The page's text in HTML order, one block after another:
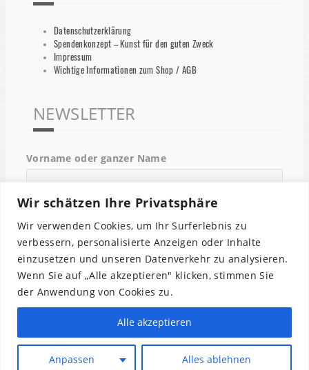
Wir schätzen Ihre Privatsphäre
Wir verwenden Cookies, um Ihr Surferlebnis zu
verbessern, personalisierte Anzeigen oder Inhalte
einzusetzen und unseren Datenverkehr zu analysieren.
Wenn Sie auf „Alle akzeptieren" klicken, stimmen Sie
der Anwendung von Cookies zu.
Anpassen Alles ablehnen
Alle akzeptieren
Datenschutzerklärung
Spendenkonzept – Kunst für den guten Zweck
Impressum
Wichtige Informationen zum Shop / AGB
NEWSLETTER
Vorname oder ganzer Name
Email
Indem Du fortfährst, akzeptierst Du unsere
Datenschutzerklärung.